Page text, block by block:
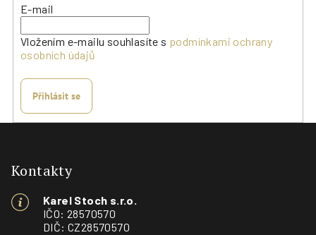
E-mail
Vložením e-mailu souhlasíte s podmínkami ochrany
osobních údajů
Přihlásit se
Kontakty
Karel Stoch s.r.o.
IČO: 28570570
DIČ: CZ28570570